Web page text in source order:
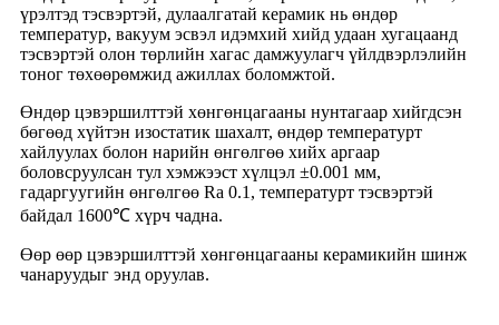
үрэлтэд тэсвэртэй, дулаалгатай керамик нь өндөр
температур, вакуум эсвэл идэмхий хийд удаан хугацаанд
тэсвэртэй олон төрлийн хагас дамжуулагч үйлдвэрлэлийн
тоног төхөөрөмжид ажиллах боломжтой.
Өндөр цэвэршилттэй хөнгөнцагааны нунтагаар хийгдсэн
бөгөөд хүйтэн изостатик шахалт, өндөр температурт
хайлуулах болон нарийн өнгөлгөө хийх аргаар
боловсруулсан тул хэмжээст хүлцэл ±0.001 мм,
гадаргуугийн өнгөлгөө Ra 0.1, температурт тэсвэртэй
байдал 1600℃ хүрч чадна.
Өөр өөр цэвэршилттэй хөнгөнцагааны керамикийн шинж
чанаруудыг энд оруулав.